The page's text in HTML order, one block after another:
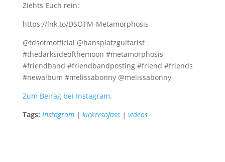
Ziehts Euch rein:
https://lnk.to/DSOTM-Metamorphosis
@tdsotmofficial @hansplatzguitarist
#thedarksideofthemoon #metamorphosis
#friendband #friendbandposting #friend #friends
#newalbum #melissabonny @melissabonny
Zum Beirag bei Instagram.
Tags: Instagram| kickersofass| videos